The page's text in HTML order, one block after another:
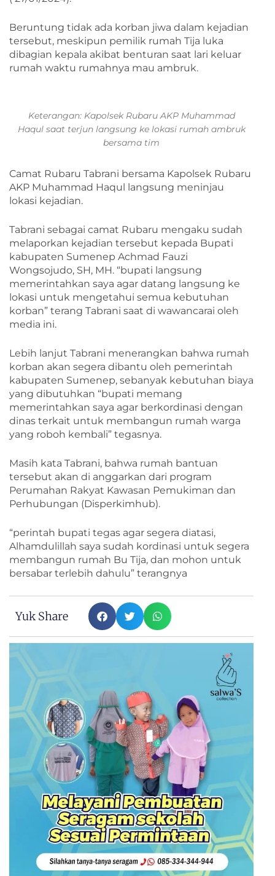
Beruntung tidak ada korban jiwa dalam kejadian
tersebut, meskipun pemilik rumah Tija luka
dibagian kepala akibat benturan saat lari keluar
rumah waktu rumahnya mau ambruk.
Keterangan: Kapolsek Rubaru AKP Muhammad
Haqul saat terjun langsung ke lokasi rumah ambruk
bersama tim
Camat Rubaru Tabrani bersama Kapolsek Rubaru
AKP Muhammad Haqul langsung meninjau
lokasi kejadian.
Tabrani sebagai camat Rubaru mengaku sudah
melaporkan kejadian tersebut kepada Bupati
kabupaten Sumenep Achmad Fauzi
Wongsojudo, SH, MH. “bupati langsung
memerintahkan saya agar datang langsung ke
lokasi untuk mengetahui semua kebutuhan
korban” terang Tabrani saat di wawancarai oleh
media ini.
Lebih lanjut Tabrani menerangkan bahwa rumah
korban akan segera dibantu oleh pemerintah
kabupaten Sumenep, sebanyak kebutuhan biaya
yang dibutuhkan “bupati memang
memerintahkan saya agar berkordinasi dengan
dinas terkait untuk membangun rumah warga
yang roboh kembali” tegasnya.
Masih kata Tabrani, bahwa rumah bantuan
tersebut akan di anggarkan dari program
Perumahan Rakyat Kawasan Pemukiman dan
Perhubungan (Disperkimhub).
“perintah bupati tegas agar segera diatasi,
Alhamdulillah saya sudah kordinasi untuk segera
membangun rumah Bu Tija, dan mohon untuk
bersabar terlebih dahulu” terangnya
Yuk Share